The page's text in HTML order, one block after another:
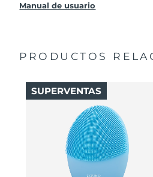
producto sin cargo alguno.
Manual de usuario
PRODUCTOS
SUPERVENTAS